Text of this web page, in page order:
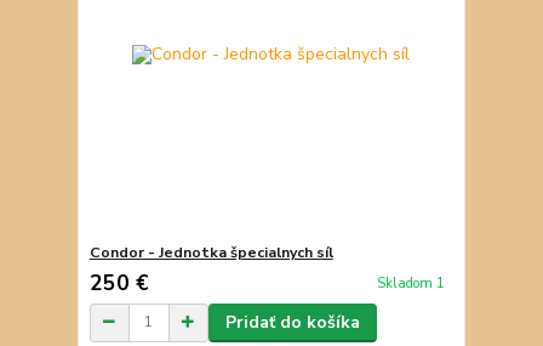
Condor - Jednotka špecialnych síl
250 € Skladom 1
Pridať do košíka